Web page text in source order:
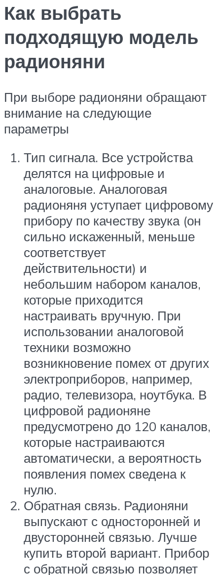
Как выбрать
подходящую модель
радионяни
При выборе радионяни обращают
внимание на следующие
параметры
Тип сигнала. Все устройства
делятся на цифровые и
аналоговые. Аналоговая
радионяня уступает цифровому
прибору по качеству звука (он
сильно искаженный, меньше
соответствует
действительности) и
небольшим набором каналов,
которые приходится
настраивать вручную. При
использовании аналоговой
техники возможно
возникновение помех от других
электроприборов, например,
радио, телевизора, ноутбука. В
цифровой радионяне
предусмотрено до 120 каналов,
которые настраиваются
автоматически, а вероятность
появления помех сведена к
нулю.
Обратная связь. Радионяни
выпускают с односторонней и
двусторонней связью. Лучше
купить второй вариант. Прибор
с обратной связью позволяет